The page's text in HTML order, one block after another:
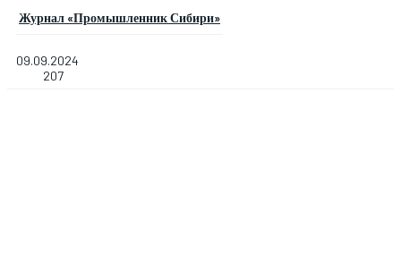
Журнал «Промышленник Сибири»
09.09.2024
207